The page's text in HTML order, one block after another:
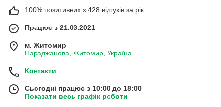
100% позитивних з 428 відгуків за рік
Працює з 21.03.2021
м. Житомир
Параджанова, Житомир, Україна
Контакти
Сьогодні працює з 10:00 до 18:00
Показати весь графік роботи